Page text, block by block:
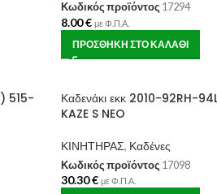
Κωδικός προϊόντος 17294
8.00€ με Φ.Π.Α.
ΠΡΟΣΘΉΚΗ ΣΤΟ ΚΑΛΆΘΙ
515-
Καδενάκι εκκ 2010-92RH-
KAZE S NEO
ΚΙΝΗΤΗΡΑΣ, Καδένες
Κωδικός προϊόντος 17098
30.30€ με Φ.Π.Α.